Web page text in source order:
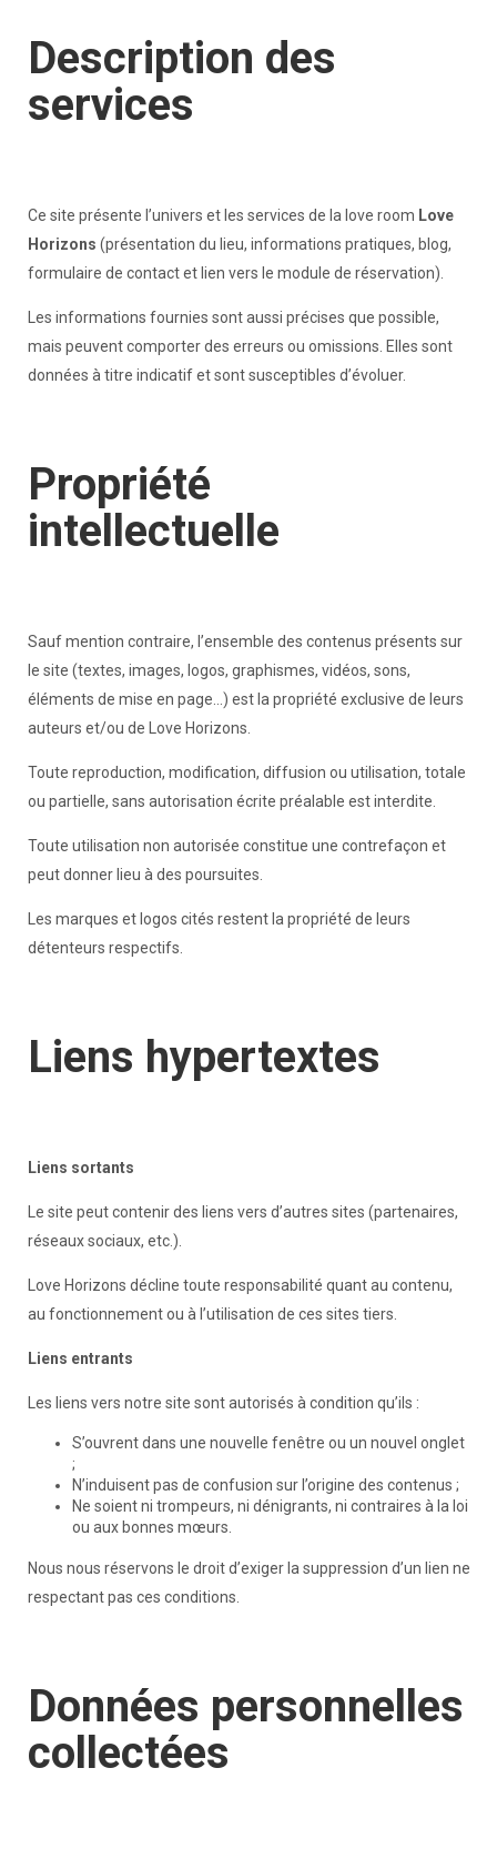
Description des
services
Ce site présente l’univers et les services de la love room Love
Horizons (présentation du lieu, informations pratiques, blog,
formulaire de contact et lien vers le module de réservation).
Les informations fournies sont aussi précises que possible,
mais peuvent comporter des erreurs ou omissions. Elles sont
données à titre indicatif et sont susceptibles d’évoluer.
Propriété
intellectuelle
Sauf mention contraire, l’ensemble des contenus présents sur
le site (textes, images, logos, graphismes, vidéos, sons,
éléments de mise en page…) est la propriété exclusive de leurs
auteurs et/ou de Love Horizons.
Toute reproduction, modification, diffusion ou utilisation, totale
ou partielle, sans autorisation écrite préalable est interdite.
Toute utilisation non autorisée constitue une contrefaçon et
peut donner lieu à des poursuites.
Les marques et logos cités restent la propriété de leurs
détenteurs respectifs.
Liens hypertextes
Liens sortants
Le site peut contenir des liens vers d’autres sites (partenaires,
réseaux sociaux, etc.).
Love Horizons décline toute responsabilité quant au contenu,
au fonctionnement ou à l’utilisation de ces sites tiers.
Liens entrants
Les liens vers notre site sont autorisés à condition qu’ils :
S’ouvrent dans une nouvelle fenêtre ou un nouvel onglet
;
N’induisent pas de confusion sur l’origine des contenus ;
Ne soient ni trompeurs, ni dénigrants, ni contraires à la loi
ou aux bonnes mœurs.
Nous nous réservons le droit d’exiger la suppression d’un lien ne
respectant pas ces conditions.
Données personnelles
collectées